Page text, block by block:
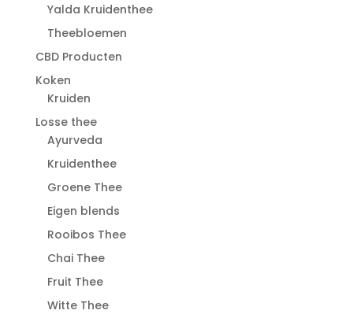
Yalda Kruidenthee
Theebloemen
CBD Producten
Koken
Kruiden
Losse thee
Ayurveda
Kruidenthee
Groene Thee
Eigen blends
Rooibos Thee
Chai Thee
Fruit Thee
Witte Thee